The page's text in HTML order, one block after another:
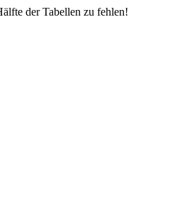
der Tabellen zu fehlen!